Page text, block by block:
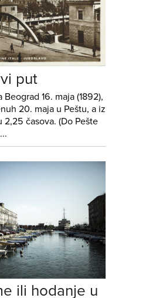
put
16. maja (1892),
20. maja u Peštu, a iz
2,25 časova. (Do Pešte
ili hodanje u